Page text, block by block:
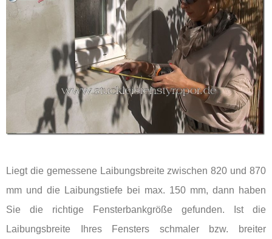
Liegt die gemessene Laibungsbreite zwischen 820 und 870
mm und die Laibungstiefe bei max. 150 mm, dann haben
Sie die richtige Fensterbankgröße gefunden. Ist die
Laibungsbreite Ihres Fensters schmaler bzw. breiter